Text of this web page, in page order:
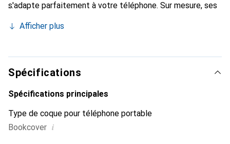
s'adapte parfaitement à votre téléphone. Sur mesure, ses
Elle devient un accessoire chic et indispensable pour votre
produits de haute qualité, la marque Noreve est un choix
fiable pour une clientèle exigeante.
Afficher plus
Spécifications
Spécifications principales
Type de coque pour téléphone portable
Bookcover i